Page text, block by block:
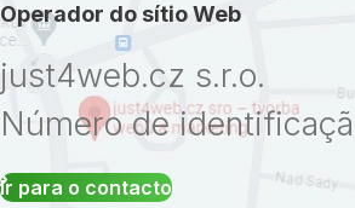
Operador do sítio Web
just4web.cz s.r.o.
Número de
Ir para o contacto